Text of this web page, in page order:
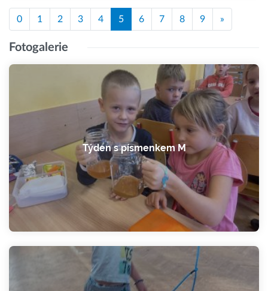
sebereflexe
0 1 2 3 4 5 6 7 8 9 »
Fotogalerie
Týden s písmenkem M